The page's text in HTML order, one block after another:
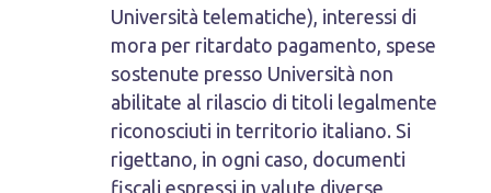
Università telematiche), interessi di
mora per ritardato pagamento, spese
sostenute presso Università non
abilitate al rilascio di titoli legalmente
riconosciuti in territorio italiano. Si
rigettano, in ogni caso, documenti
fiscali espressi in valute diverse